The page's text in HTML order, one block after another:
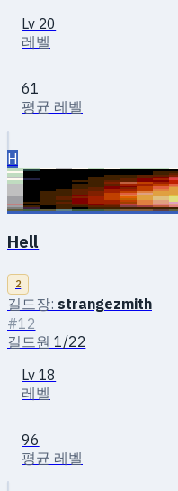
Lv 20
레벨
61
평균 레벨
H
Hell
2
길드장: strangezmith
#12
길드원 1/22
Lv 18
레벨
96
평균 레벨